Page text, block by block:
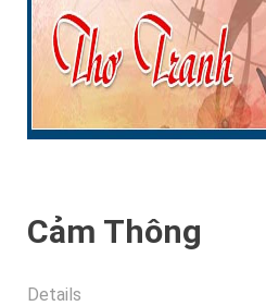
Cảm Thông
Details